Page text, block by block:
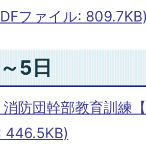
ファイル:
5日
防団幹部教育訓練
446.5KB)